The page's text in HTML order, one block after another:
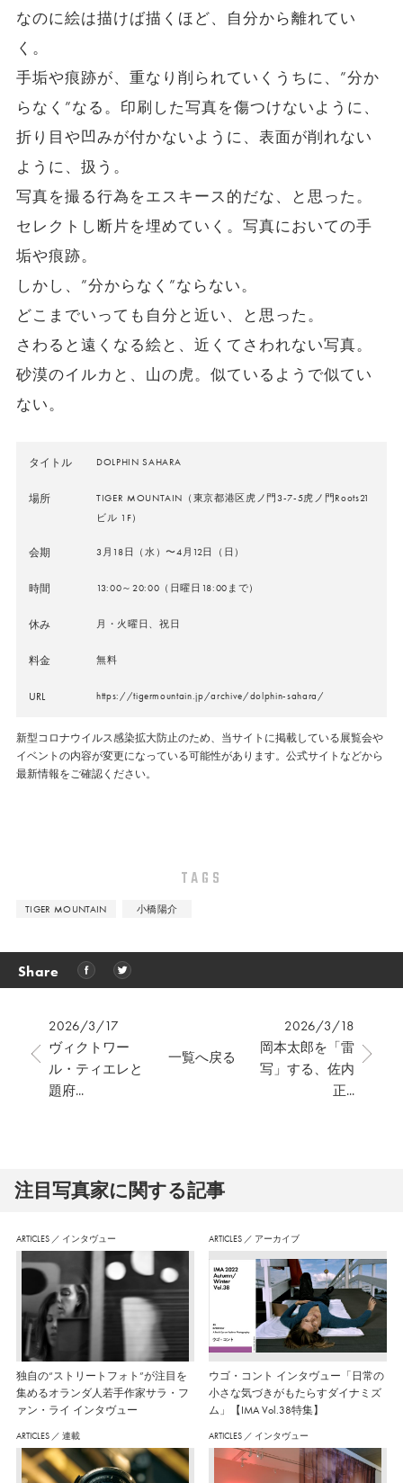
なのに絵は描けば描くほど、自分から離れてい
く。
手垢や痕跡が、重なり削られていくうちに、”分か
らなく”なる。印刷した写真を傷つけないように、
折り目や凹みが付かないように、表面が削れない
ように、扱う。
写真を撮る行為をエスキース的だな、と思った。
セレクトし断片を埋めていく。写真においての手
垢や痕跡。
しかし、”分からなく”ならない。
どこまでいっても自分と近い、と思った。
さわると遠くなる絵と、近くてさわれない写真。
砂漠のイルカと、山の虎。似ているようで似てい
ない。
タイトル DOLPHIN SAHARA
場所
TIGER MOUNTAIN（東京都港区虎ノ門3-7-5虎ノ門Roots21
ビル 1F）
会期 3月18日（水）〜4月12日（日）
時間 13:00～20:00（日曜日18:00まで）
休み 月・火曜日、祝日
料金 無料
URL https://tigermountain.jp/archive/dolphin-sahara/
新型コロナウイルス感染拡大防止のため、当サイトに掲載している展覧会や
イベントの内容が変更になっている可能性があります。公式サイトなどから
最新情報をご確認ください。
TAGS
TIGER MOUNTAIN 小橋陽介
Share
2026/3/17
ヴィクトワー
ル・ティエレと
題府...
2026/3/18
岡本太郎を「雷
写」する、佐内
正...
一覧へ戻る
注⽬写真家に関する記事
ARTICLES ／ インタヴュー
独自の“ストリートフォト”が注目を
集めるオランダ人若手作家サラ・フ
ァン・ライ インタヴュー
ARTICLES ／ アーカイブ
ウゴ・コント インタヴュー「日常の
小さな気づきがもたらすダイナミズ
ム」【IMA Vol.38特集】
ARTICLES ／ 連載 ARTICLES ／ インタヴュー